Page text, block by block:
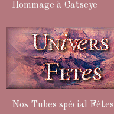
Hommage à Catseye
Nos Tubes spécial Fêtes